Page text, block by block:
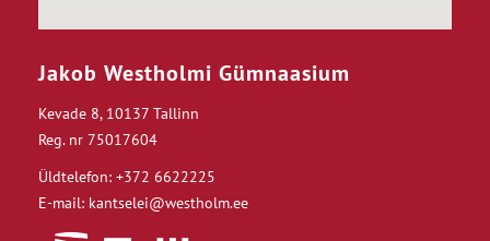
Jakob Westholmi Gümnaasium
Kevade 8, 10137 Tallinn
Reg. nr 75017604
Üldtelefon: +372 6622225
E-mail: kantselei@westholm.ee